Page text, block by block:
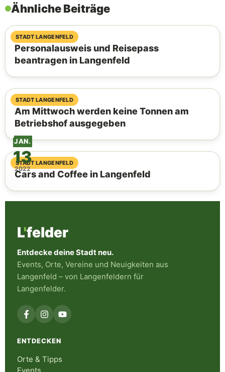
JAN.
13
2022
Ähnliche Beiträge
STADT LANGENFELD
26. August 2025
Personalausweis und Reisepass
beantragen in Langenfeld
STADT LANGENFELD
01. Juli 2025
Am Mittwoch werden keine Tonnen am
Betriebshof ausgegeben
STADT LANGENFELD
10. April 2025
Cars and Coffee in Langenfeld
L'felder
Entdecke deine Stadt neu.
Events, Orte, Vereine und Neuigkeiten aus
Langenfeld – von Langenfeldern für
Langenfelder.
ENTDECKEN
Orte & Tipps